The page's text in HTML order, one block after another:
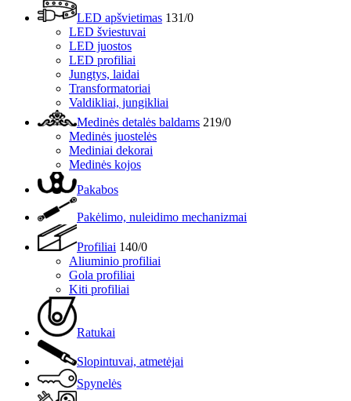
LED apšvietimas 131/0
LED šviestuvai
LED juostos
LED profiliai
Jungtys, laidai
Transformatoriai
Valdikliai, jungikliai
Medinės detalės baldams 219/0
Medinės juostelės
Mediniai dekorai
Medinės kojos
Pakabos
Pakėlimo, nuleidimo mechanizmai
Profiliai 140/0
Aliuminio profiliai
Gola profiliai
Kiti profiliai
Ratukai
Slopintuvai, atmetėjai
Spynelės